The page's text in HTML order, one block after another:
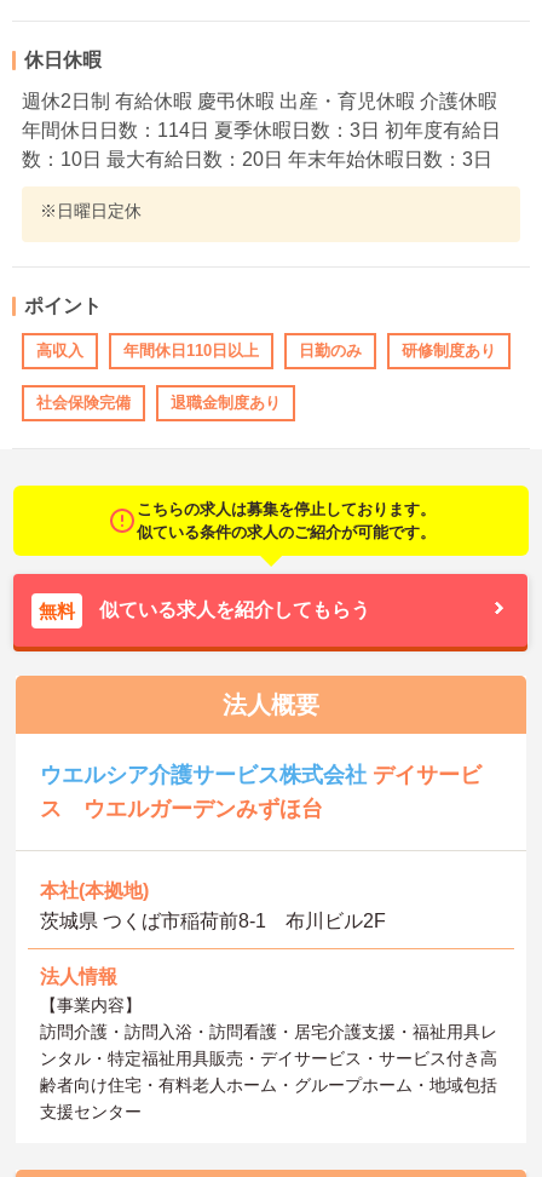
休日休暇
週休2日制 有給休暇 慶弔休暇 出産・育児休暇 介護休暇
年間休日日数：114日 夏季休暇日数：3日 初年度有給日
数：10日 最大有給日数：20日 年末年始休暇日数：3日
※日曜日定休
ポイント
高収入 年間休日110日以上 日勤のみ 研修制度あり
社会保険完備 退職金制度あり
こちらの求人は募集を停止しております。
似ている条件の求人のご紹介が可能です。
無料 似ている求人を紹介してもらう
法人概要
ウエルシア介護サービス株式会社 デイサービ
ス ウエルガーデンみずほ台
本社(本拠地)
茨城県 つくば市稲荷前8-1 布川ビル2F
法人情報
【事業内容】
訪問介護・訪問入浴・訪問看護・居宅介護支援・福祉用具レ
ンタル・特定福祉用具販売・デイサービス・サービス付き高
齢者向け住宅・有料老人ホーム・グループホーム・地域包括
支援センター